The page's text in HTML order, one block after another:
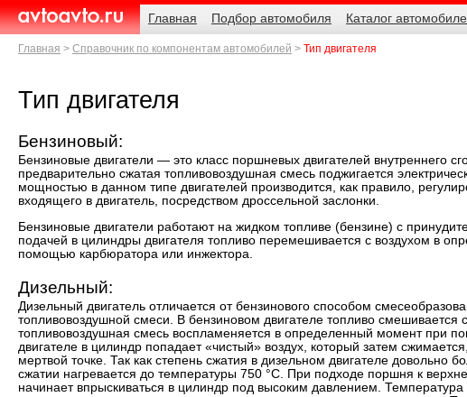
AvtoAvto.ru
Навигация
Главная
Подбор автомобиля Каталог
Родительские
страницы
Главная Справочник по компонентам автомобилей Тип двигателя
Тип двигателя
Бензиновый:
Бензиновые двигатели — это класс поршневых двигателей внутреннего
предварительно сжатая топливовоздушная смесь поджигается
мощностью в данном типе двигателей производится, как правило,
входящего в двигатель, посредством дроссельной заслонки.
Бензиновые двигатели работают на жидком топливе (бензине) с
подачей в цилиндры двигателя топливо перемешивается с воздухом в
помощью карбюратора или инжектора.
Дизельный:
Дизельный двигатель отличается от бензинового способом
топливовоздушной смеси. В бензиновом двигателе топливо смешивается
топливовоздушная смесь воспламеняется в определенный момент при
двигателе в цилиндр попадает «чистый» воздух, который затем
мертвой точке. Так как степень сжатия в дизельном двигателе довольно
сжатии нагревается до температуры 750 °С. При подходе поршня к
начинает впрыскиваться в цилиндр под высоким давлением. Температура